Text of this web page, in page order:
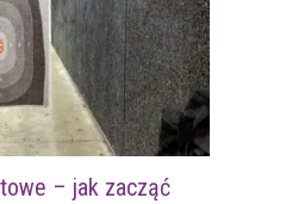
– jak zacząć